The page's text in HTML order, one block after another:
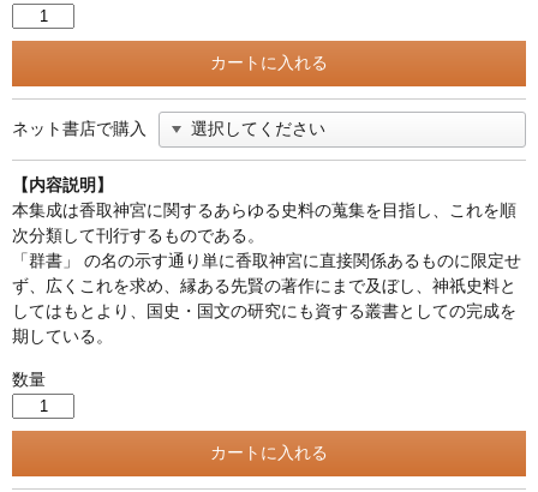
ネット書店で購入
【内容説明】
本集成は香取神宮に関するあらゆる史料の蒐集を目指し、これを順
次分類して刊行するものである。
「群書」 の名の示す通り単に香取神宮に直接関係あるものに限定せ
ず、広くこれを求め、縁ある先賢の著作にまで及ぼし、神祇史料と
してはもとより、国史・国文の研究にも資する叢書としての完成を
期している。
数量